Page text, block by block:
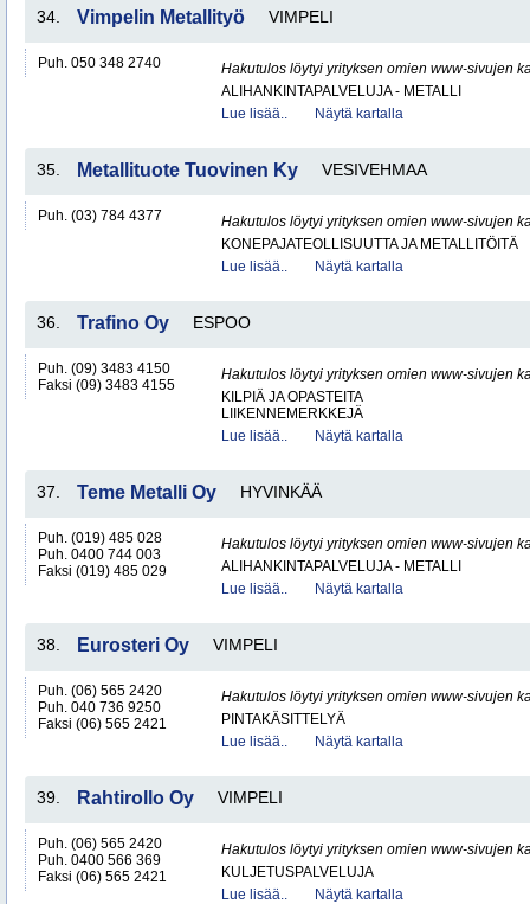
34. Vimpelin Metallityö VIMPELI
Puh. 050 348 2740
Hakutulos löytyi yrityksen omien www-sivujen
ALIHANKINTAPALVELUJA - METALLI
Lue lisää..
Näytä kartalla
35. Metallituote Tuovinen Ky VESIVEHMAA
Puh. (03) 784 4377
Hakutulos löytyi yrityksen omien www-sivujen
KONEPAJATEOLLISUUTTA JA METALLITÖITÄ
Lue lisää..
Näytä kartalla
36. Trafino Oy ESPOO
Puh. (09) 3483 4150
Faksi (09) 3483 4155
Hakutulos löytyi yrityksen omien www-sivujen
KILPIÄ JA OPASTEITA
LIIKENNEMERKKEJÄ
Lue lisää..
Näytä kartalla
37. Teme Metalli Oy HYVINKÄÄ
Puh. (019) 485 028
Puh. 0400 744 003
Faksi (019) 485 029
Hakutulos löytyi yrityksen omien www-sivujen
ALIHANKINTAPALVELUJA - METALLI
Lue lisää..
Näytä kartalla
38. Eurosteri Oy VIMPELI
Puh. (06) 565 2420
Puh. 040 736 9250
Faksi (06) 565 2421
Hakutulos löytyi yrityksen omien www-sivujen
PINTAKÄSITTELYÄ
Lue lisää..
Näytä kartalla
39. Rahtirollo Oy VIMPELI
Puh. (06) 565 2420
Puh. 0400 566 369
Faksi (06) 565 2421
Hakutulos löytyi yrityksen omien www-sivujen
KULJETUSPALVELUJA
Lue lisää..
Näytä kartalla